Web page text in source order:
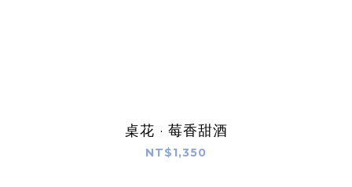
桌花 · 莓香甜酒
NT$1,350